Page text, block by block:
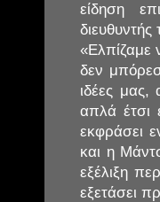
είδηση
«Ελπίζαμε
δεν
ιδέες
απλά έτσι
εκφράσει
και η
εξέλιξη
εξετάσει